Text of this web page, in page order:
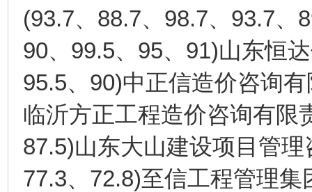
(93.7、 88.7、 98.7、 93.7、
90、 99.5、 95、 91)山东恒
95.5、 90)中正信造价咨询
临沂方正工程造价咨询有限
87.5)山东大山建设项目管
77.3、 72.8)至信工程管理集